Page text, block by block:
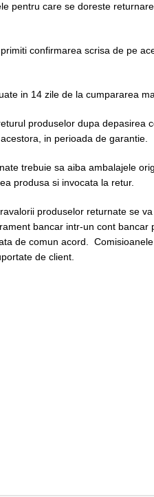
pentru care se doreste
confirmarea scrisa de pe
in 14 zile de la cumpararea
produselor dupa depasirea
in perioada de garantie.
trebuie sa aiba ambalajele
produsa si invocata la retur.
produselor returnate se
bancar intr-un cont
de comun acord.
de client.